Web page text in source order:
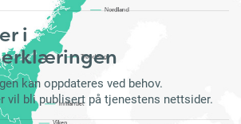
i
kan oppdateres ved behov.
vil bli publisert på tjenestens nettsider.